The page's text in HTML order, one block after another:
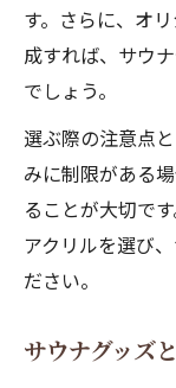
サウナ
介
失敗しない
サウナ
サウナ
落下防
サウナ
す。さらに、オ
成すれば、サウ
でしょう。
選ぶ際の注意点
みに制限がある
ることが大切で
アクリルを選び
ださい。
サウナグッズ